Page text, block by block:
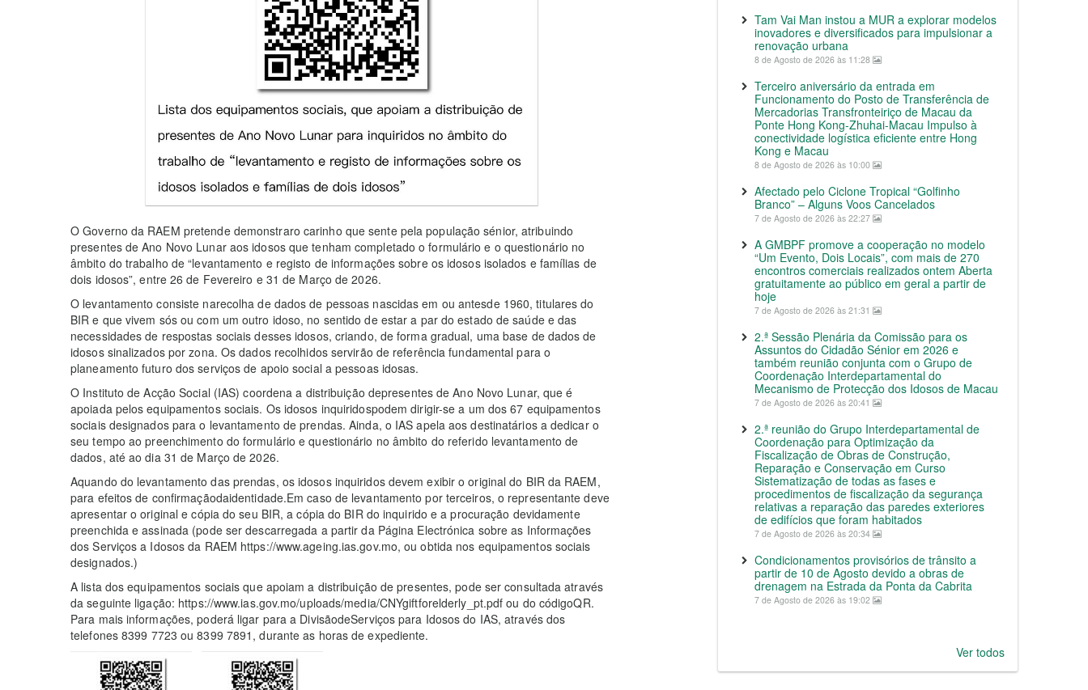
O Governo da RAEM pretende demonstraro carinho que sente pela população sénior, atribuindo
presentes de Ano Novo Lunar aos idosos que tenham completado o formulário e o questionário no
âmbito do trabalho de “levantamento e registo de informações sobre os idosos isolados e famílias de
dois idosos”, entre 26 de Fevereiro e 31 de Março de 2026.
O levantamento consiste narecolha de dados de pessoas nascidas em ou antesde 1960, titulares do
BIR e que vivem sós ou com um outro idoso, no sentido de estar a par do estado de saúde e das
necessidades de respostas sociais desses idosos, criando, de forma gradual, uma base de dados de
idosos sinalizados por zona. Os dados recolhidos servirão de referência fundamental para o
planeamento futuro dos serviços de apoio social a pessoas idosas.
O Instituto de Acção Social (IAS) coordena a distribuição depresentes de Ano Novo Lunar, que é
apoiada pelos equipamentos sociais. Os idosos inquiridospodem dirigir-se a um dos 67 equipamentos
sociais designados para o levantamento de prendas. Ainda, o IAS apela aos destinatários a dedicar o
seu tempo ao preenchimento do formulário e questionário no âmbito do referido levantamento de
dados, até ao dia 31 de Março de 2026.
Aquando do levantamento das prendas, os idosos inquiridos devem exibir o original do BIR da RAEM,
para efeitos de confirmaçãodaidentidade.Em caso de levantamento por terceiros, o representante deve
apresentar o original e cópia do seu BIR, a cópia do BIR do inquirido e a procuração devidamente
preenchida e assinada (pode ser descarregada a partir da Página Electrónica sobre as Informações
dos Serviços a Idosos da RAEM https://www.ageing.ias.gov.mo, ou obtida nos equipamentos sociais
designados.)
A lista dos equipamentos sociais que apoiam a distribuição de presentes, pode ser consultada através
da seguinte ligação: https://www.ias.gov.mo/uploads/media/CNYgiftforelderly_pt.pdf ou do códigoQR.
Para mais informações, poderá ligar para a DivisãodeServiços para Idosos do IAS, através dos
telefones 8399 7723 ou 8399 7891, durante as horas de expediente.
Tam Vai Man instou a MUR a explorar modelos
inovadores e diversificados para impulsionar a
renovação urbana
8 de Agosto de 2026 às 11:28
Terceiro aniversário da entrada em
Funcionamento do Posto de Transferência de
Mercadorias Transfronteiriço de Macau da
Ponte Hong Kong-Zhuhai-Macau Impulso à
conectividade logística eficiente entre Hong
Kong e Macau
8 de Agosto de 2026 às 10:00
Afectado pelo Ciclone Tropical “Golfinho
Branco” – Alguns Voos Cancelados
7 de Agosto de 2026 às 22:27
A GMBPF promove a cooperação no modelo
“Um Evento, Dois Locais”, com mais de 270
encontros comerciais realizados ontem Aberta
gratuitamente ao público em geral a partir de
hoje
7 de Agosto de 2026 às 21:31
2.ª Sessão Plenária da Comissão para os
Assuntos do Cidadão Sénior em 2026 e
também reunião conjunta com o Grupo de
Coordenação Interdepartamental do
Mecanismo de Protecção dos Idosos de Macau
7 de Agosto de 2026 às 20:41
2.ª reunião do Grupo Interdepartamental de
Coordenação para Optimização da
Fiscalização de Obras de Construção,
Reparação e Conservação em Curso
Sistematização de todas as fases e
procedimentos de fiscalização da segurança
relativas a reparação das paredes exteriores
de edifícios que foram habitados
7 de Agosto de 2026 às 20:34
Condicionamentos provisórios de trânsito a
partir de 10 de Agosto devido a obras de
drenagem na Estrada da Ponta da Cabrita
7 de Agosto de 2026 às 19:02
Ver todos